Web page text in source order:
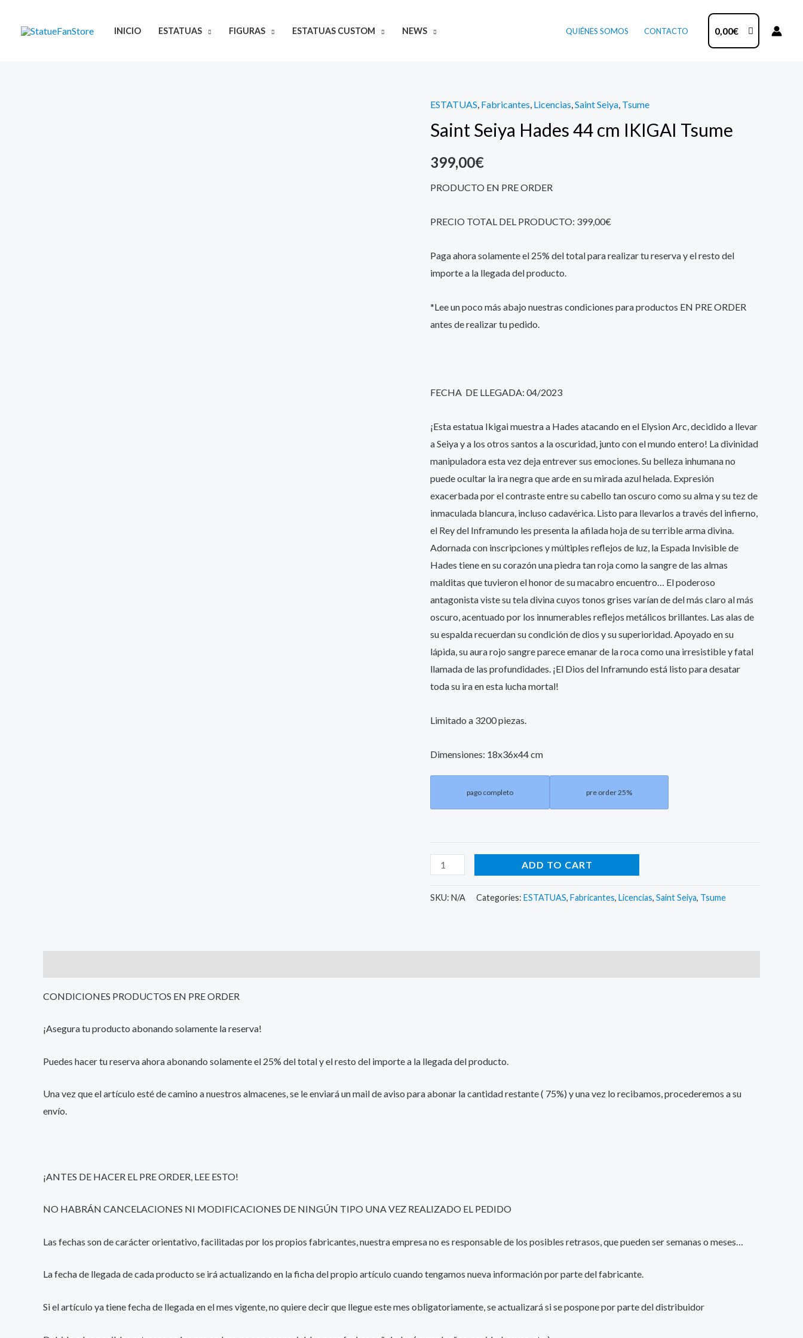
INICIO ESTATUAS FIGURAS ESTATUAS CUSTOM NEWS QUIÉNES SOMOS CONTACTO 0,00€
ESTATUAS, Fabricantes, Licencias,Saint Seiya, Tsume
Saint Seiya Hades 44 cm IKIGAI Tsume
399,00€
PRODUCTO EN PRE ORDER
PRECIO TOTAL DEL PRODUCTO: 399,00€
Paga ahora solamente el 25% del total para realizar tu reserva y el resto del
importe a la llegada del producto.
*Lee un poco más abajo nuestras condiciones para productos EN PRE ORDER
antes de realizar tu pedido.
FECHA DE LLEGADA: 04/2023
¡Esta estatua Ikigai muestra a Hades atacando en el Elysion Arc, decidido a llevar
a Seiya y a los otros santos a la oscuridad, junto con el mundo entero! La divinidad
manipuladora esta vez deja entrever sus emociones. Su belleza inhumana no
puede ocultar la ira negra que arde en su mirada azul helada. Expresión
exacerbada por el contraste entre su cabello tan oscuro como su alma y su tez de
inmaculada blancura, incluso cadavérica. Listo para llevarlos a través del infierno,
el Rey del Inframundo les presenta la afilada hoja de su terrible arma divina.
Adornada con inscripciones y múltiples reflejos de luz, la Espada Invisible de
Hades tiene en su corazón una piedra tan roja como la sangre de las almas
malditas que tuvieron el honor de su macabro encuentro… El poderoso
antagonista viste su tela divina cuyos tonos grises varían de del más claro al más
oscuro, acentuado por los innumerables reflejos metálicos brillantes. Las alas de
su espalda recuerdan su condición de dios y su superioridad. Apoyado en su
lápida, su aura rojo sangre parece emanar de la roca como una irresistible y fatal
llamada de las profundidades. ¡El Dios del Inframundo está listo para desatar
toda su ira en esta lucha mortal!
Limitado a 3200 piezas.
Dimensiones: 18x36x44 cm
pago completo pre order 25%
Saint
Seiya
44
IKIGAI
quantity
ADD TO CART
SKU: N/A Categories: ESTATUAS, Fabricantes, Licencias, Saint Seiya, Tsume
CONDICIONES PRODUCTOS EN PRE ORDER
¡Asegura tu producto abonando solamente la reserva!
Puedes hacer tu reserva ahora abonando solamente el 25% del total y el resto del importe a la llegada del producto.
Una vez que el artículo esté de camino a nuestros almacenes, se le enviará un mail de aviso para abonar la cantidad restante ( 75%) y una vez lo recibamos, procederemos a su
envío.
¡ANTES DE HACER EL PRE ORDER, LEE ESTO!
NO HABRÁN CANCELACIONES NI MODIFICACIONES DE NINGÚN TIPO UNA VEZ REALIZADO EL PEDIDO
Las fechas son de carácter orientativo, facilitadas por los propios fabricantes, nuestra empresa no es responsable de los posibles retrasos, que pueden ser semanas o meses…
La fecha de llegada de cada producto se irá actualizando en la ficha del propio artículo cuando tengamos nueva información por parte del fabricante.
Si el artículo ya tiene fecha de llegada en el mes vigente, no quiere decir que llegue este mes obligatoriamente, se actualizará si se pospone por parte del distribuidor